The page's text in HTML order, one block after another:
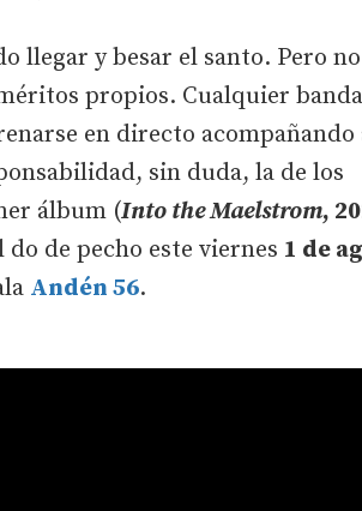
llegar y besar el santo. Pero
propios. Cualquier
en directo acompañando
sin duda, la de los
álbum (Into the Maelstrom,
de pecho este viernes 1 de
Andén 56.